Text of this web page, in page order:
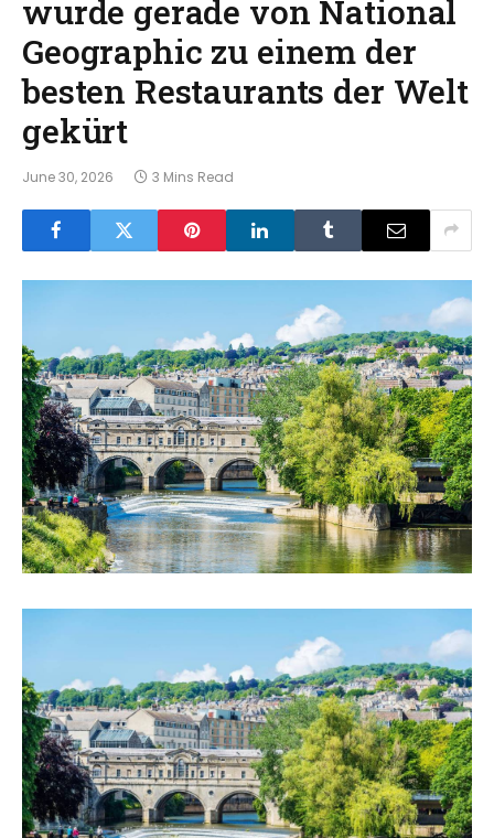
wurde gerade von National
Geographic zu einem der
besten Restaurants der Welt
gekürt
June 30, 2026 3 Mins Read